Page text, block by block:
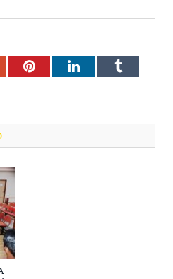
PinterestLinkedInTumblr